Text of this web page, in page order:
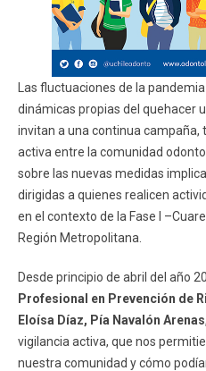
Las fluctuaciones de la
dinámicas propias del quehacer
invitan a una continua campaña,
activa entre la comunidad
sobre las nuevas medidas
dirigidas a quienes realicen
en el contexto de la Fase I
Región Metropolitana.
Desde principio de abril del año
Profesional en Prevención de
Eloísa Díaz, Pía Navalón Arenas
vigilancia activa, que nos
nuestra comunidad y cómo